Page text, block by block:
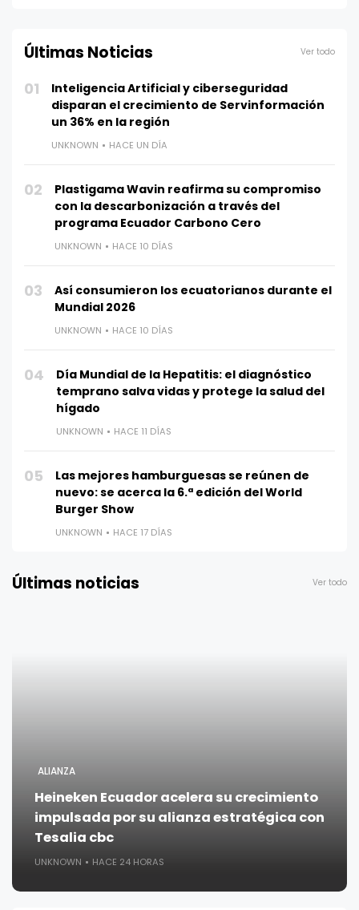
Últimas Noticias Ver todo
01
Inteligencia Artificial y ciberseguridad
disparan el crecimiento de Servinformación
un 36% en la región
UNKNOWN HACE UN DÍA
02
Plastigama Wavin reafirma su compromiso
con la descarbonización a través del
programa Ecuador Carbono Cero
UNKNOWN HACE 10 DÍAS
03
Así consumieron los ecuatorianos durante el
Mundial 2026
UNKNOWN HACE 10 DÍAS
04
Día Mundial de la Hepatitis: el diagnóstico
temprano salva vidas y protege la salud del
hígado
UNKNOWN HACE 11 DÍAS
05
Las mejores hamburguesas se reúnen de
nuevo: se acerca la 6.ª edición del World
Burger Show
UNKNOWN HACE 17 DÍAS
Últimas noticias Ver todo
ALIANZA
Heineken Ecuador acelera su crecimiento
impulsada por su alianza estratégica con
Tesalia cbc
UNKNOWN HACE 24 HORAS